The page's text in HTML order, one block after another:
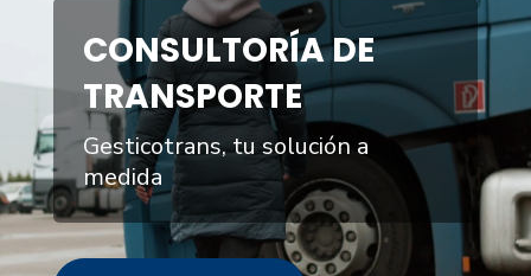
CONSULTORÍA DE
TRANSPORTE
Gesticotrans, tu solución a
medida